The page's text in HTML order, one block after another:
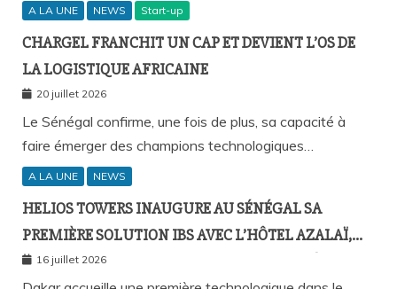
A LA UNE NEWS Start-up
CHARGEL FRANCHIT UN CAP ET DEVIENT L’OS DE
LA LOGISTIQUE AFRICAINE
20 juillet 2026
Le Sénégal confirme, une fois de plus, sa capacité à
faire émerger des champions technologiques…
A LA UNE NEWS
HELIOS TOWERS INAUGURE AU SÉNÉGAL SA
PREMIÈRE SOLUTION IBS AVEC L’HÔTEL AZALAÏ,
NOUVEAU STANDARD DE LA CONNECTIVITÉ
16 juillet 2026